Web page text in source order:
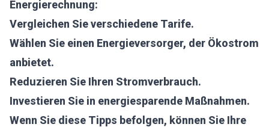
Energierechnung:
Vergleichen Sie verschiedene Tarife.
Wählen Sie einen Energieversorger, der Ökostrom
anbietet.
Reduzieren Sie Ihren Stromverbrauch.
Investieren Sie in energiesparende Maßnahmen.
Wenn Sie diese Tipps befolgen, können Sie Ihre